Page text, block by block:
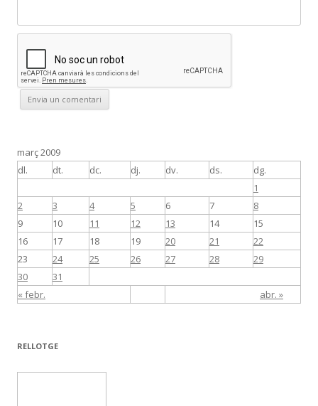
març 2009
dl.
dt. dc. dj. dv. ds. dg.
« febr. abr. »
1
2
3 4 5 6 7
8
9
10 11 12 13 14
15
16
17 18 19 20 21
22
23
24 25 26 27 28
29
30
31
RELLOTGE